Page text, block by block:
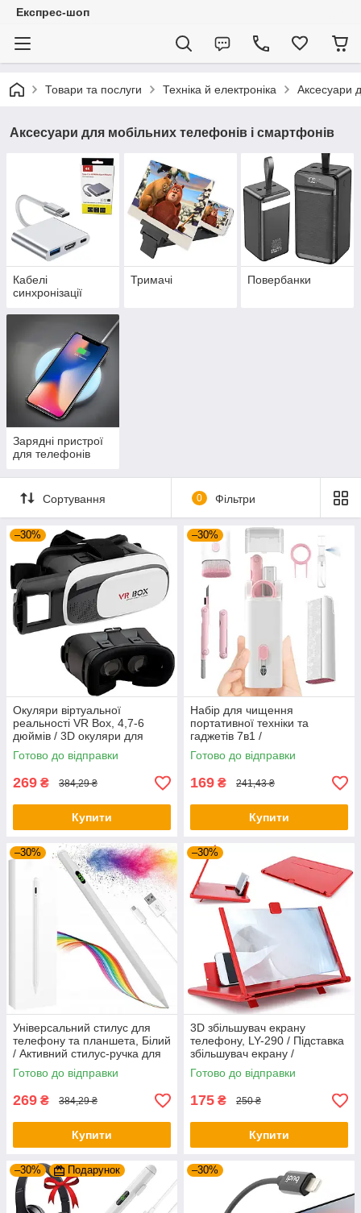
Експрес-шоп
Товари та послуги Техніка й електроніка Аксесуари
Аксесуари для мобільних телефонів і смартфонів
Кабелі
синхронізації
Тримачі Повербанки
Зарядні пристрої
для телефонів
Сортування 0 Фільтри
–30%
Окуляри віртуальної
реальності VR Box, 4,7-6
дюймів / 3D окуляри для
смартфона / Vr шолом
Готово до відправки
269 ₴ 384,29 ₴
Купити
–30%
Набір для чищення
портативної техніки та
гаджетів 7в1 /
Багатофункціональна щітка
для чищення гаджетів
Готово до відправки
169 ₴ 241,43 ₴
Купити
–30%
Універсальний стилус для
телефону та планшета, Білий
/ Активний стилус-ручка для
малювання
Готово до відправки
269 ₴ 384,29 ₴
Купити
–30%
3D збільшувач екрану
телефону, LY-290 / Підставка
збільшувач екрану /
Складний збільшувач для
екрану телефону
Готово до відправки
175 ₴ 250 ₴
Купити
–30% Подарунок –30%